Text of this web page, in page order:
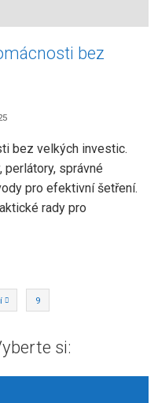
bez
bez velkých investic.
perlátory, správné
pro efektivní šetření.
rady pro
9
si: